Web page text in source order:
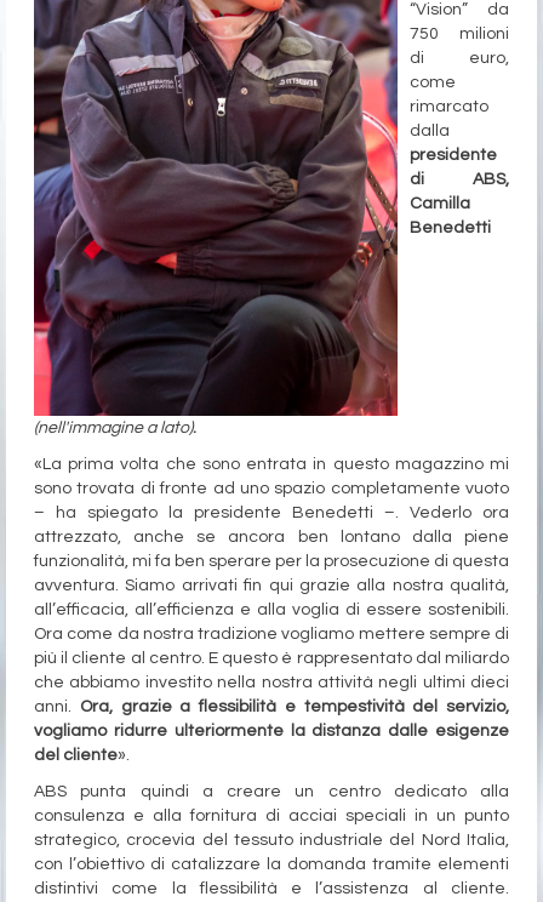
“Vision” da
750 milioni
di euro,
come
rimarcato
dalla
presidente
di ABS,
Camilla
Benedetti
(nell'immagine a lato).
«La prima volta che sono entrata in questo magazzino mi
sono trovata di fronte ad uno spazio completamente vuoto
– ha spiegato la presidente Benedetti –. Vederlo ora
attrezzato, anche se ancora ben lontano dalla piene
funzionalità, mi fa ben sperare per la prosecuzione di questa
avventura. Siamo arrivati fin qui grazie alla nostra qualità,
all’efficacia, all’efficienza e alla voglia di essere sostenibili.
Ora come da nostra tradizione vogliamo mettere sempre di
più il cliente al centro. E questo è rappresentato dal miliardo
che abbiamo investito nella nostra attività negli ultimi dieci
anni. Ora, grazie a flessibilità e tempestività del servizio,
vogliamo ridurre ulteriormente la distanza dalle esigenze
del cliente».
ABS punta quindi a creare un centro dedicato alla
consulenza e alla fornitura di acciai speciali in un punto
strategico, crocevia del tessuto industriale del Nord Italia,
con l’obiettivo di catalizzare la domanda tramite elementi
distintivi come la flessibilità e l’assistenza al cliente.